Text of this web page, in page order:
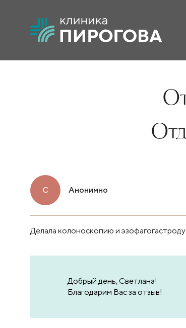
С Анонимно
Делала колоноскопию и
Добрый день, Светлана!
Благодарим Вас за отзыв!